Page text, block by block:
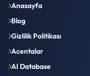
Anasayfa
Blog
Gizlilik Politikası
Acentalar
AI Database